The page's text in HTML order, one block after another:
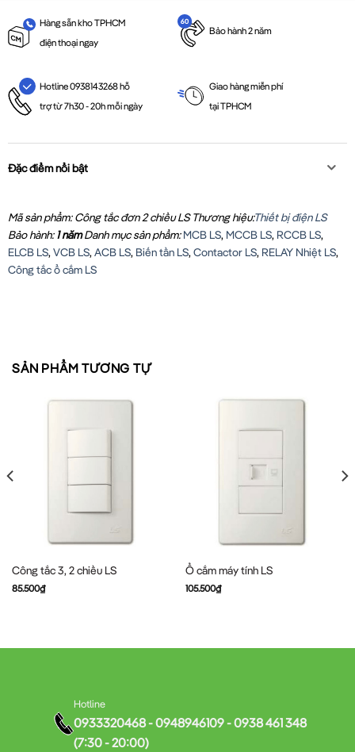
Hàng sẵn kho TPHCM
điện thoại ngay
Bảo hành 2 năm
Hotline 0938143268 hỗ
trợ từ 7h30 - 20h mỗi ngày
Giao hàng miễn phí
tại TPHCM
Đặc điểm nổi bật
Mã sản phẩm: Công tắc đơn 2 chiều LSThương hiệu:Thiết bị điện LS
Bảo hành:1 nămDanh mục sản phẩm:MCB LS, MCCB LS, RCCB LS,
ELCB LS,VCB LS,ACB LS, Biến tần LS,Contactor LS, RELAY Nhiệt LS,
Công tắc ổ cắm LS
SẢN PHẨM TƯƠNG TỰ
Công tắc 3, 2 chiều LS
85.500₫
Ổ cắm máy tính LS
105.500₫
Hotline
0933320468 - 0948946109 - 0938 461 348
(7:30 - 20:00)